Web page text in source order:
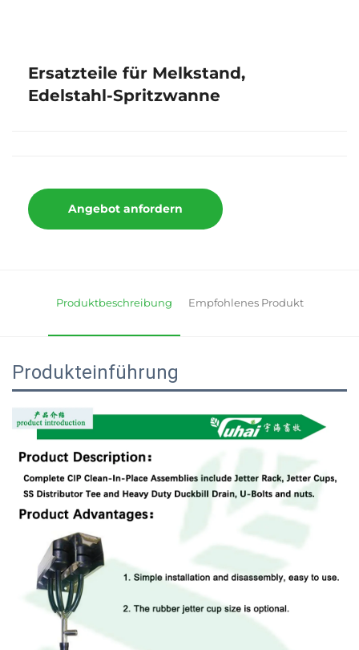
Ersatzteile für Melkstand,
Edelstahl-Spritzwanne
Angebot anfordern
Produktbeschreibung Empfohlenes Produkt
Produkteinführung